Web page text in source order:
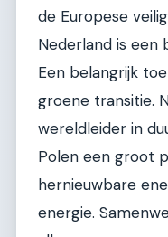
de Europese
Nederland is een
Een belangrijk
groene transitie.
wereldleider in
Polen een groot
hernieuwbare
energie.